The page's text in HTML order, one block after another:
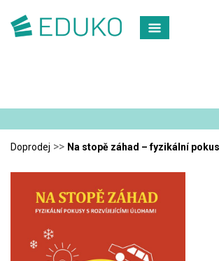
Doprodej >> Na stopě záhad – fyzikální